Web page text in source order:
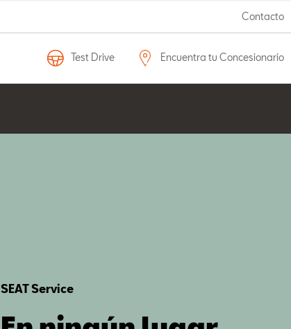
Contacto
Test Drive Encuentra tu Concesionario
SEAT Service